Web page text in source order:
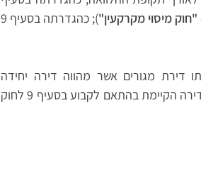
"חוק מיסוי מקרקעין"
); כהגדרתה בסעיף 9
דירת מגורים אשר מהווה דירה יחידה
לולא רכישת הדירה הנרכשת, ואשר הלווה מתחייב למכור את הדירה הקיימת בהתאם לקבוע בסעיף 9 לחוק